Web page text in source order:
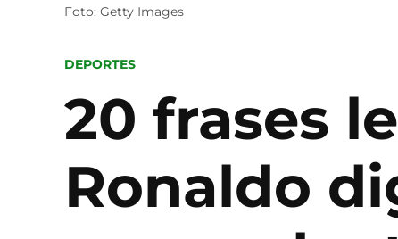
Foto: Getty Images
POSTED
DEPORTES
20 frases
Ronaldo